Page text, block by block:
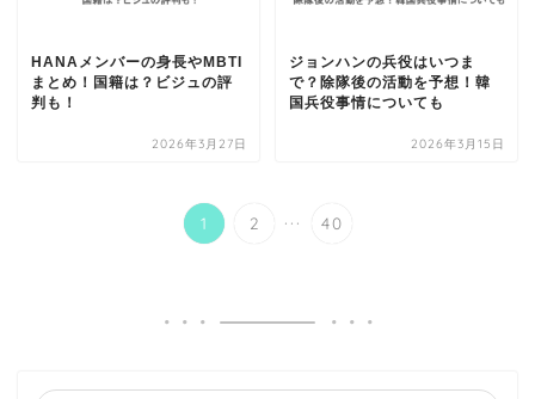
HANAメンバーの身長やMBTI
まとめ！国籍は？ビジュの評
判も！
2026年3月27日
ジョンハンの兵役はいつま
で？除隊後の活動を予想！韓
国兵役事情についても
2026年3月15日
1 2 ... 40